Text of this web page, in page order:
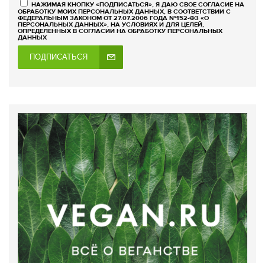
НАЖИМАЯ КНОПКУ «ПОДПИСАТЬСЯ», Я ДАЮ СВОЕ СОГЛАСИЕ НА
ОБРАБОТКУ МОИХ ПЕРСОНАЛЬНЫХ ДАННЫХ, В СООТВЕТСТВИИ С
ФЕДЕРАЛЬНЫМ ЗАКОНОМ ОТ 27.07.2006 ГОДА №152-ФЗ «О
ПЕРСОНАЛЬНЫХ ДАННЫХ», НА УСЛОВИЯХ И ДЛЯ ЦЕЛЕЙ,
ОПРЕДЕЛЕННЫХ В СОГЛАСИИ НА ОБРАБОТКУ ПЕРСОНАЛЬНЫХ
ДАННЫХ
ПОДПИСАТЬСЯ